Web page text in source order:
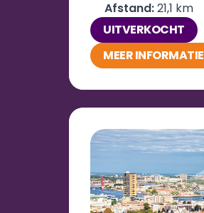
Afstand: 21,1 km
UITVERKOCHT
MEER INFORMATIE